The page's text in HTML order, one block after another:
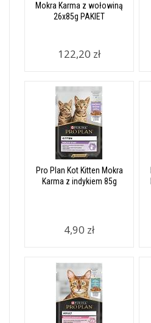
Mokra Karma z wołowiną
26x85g PAKIET
122,20 zł
Pro Plan Kot Kitten Mokra
Karma z indykiem 85g
4,90 zł